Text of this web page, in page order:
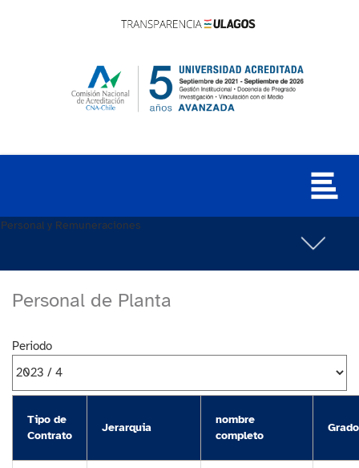
Personal y Remuneraciones
Personal de Planta
Periodo
Tipo de
Contrato
Jerarquia
nombre
completo
Grado